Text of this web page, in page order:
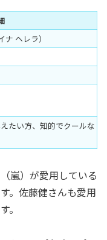
ヘレラ）
たい方、知的でクールな
嵐）が愛用している
。佐藤健さんも愛用
。